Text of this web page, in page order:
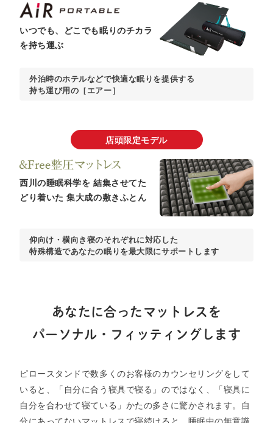
いつでも、どこでも眠りのチカラ
を持ち運ぶ
外泊時のホテルなどで快適な眠りを提供する
持ち運び用の［エアー］
店頭限定モデル​
西川の睡眠科学を 結集させてた
どり着いた 集大成の敷きふとん
仰向け・横向き寝のそれぞれに対応した
特殊構造であなたの眠りを最大限にサポートします​
あなたに合ったマットレスを
パーソナル・フィッティングします
ピロースタンドで数多くのお客様のカウンセリングをして
いると、「自分に合う寝具で寝る」のではなく、「寝具に
自分を合わせて寝ている」かたの多さに驚かされます。自